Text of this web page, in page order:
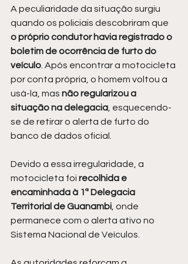
A peculiaridade da situação surgiu
quando os policiais descobriram que
o próprio condutor havia registrado o
boletim de ocorrência de furto do
veículo. Após encontrar a motocicleta
por conta própria, o homem voltou a
usá-la, mas não regularizou a
situação na delegacia, esquecendo-
se de retirar o alerta de furto do
banco de dados oficial.
Devido a essa irregularidade, a
motocicleta foi recolhida e
encaminhada à 1ª Delegacia
Territorial de Guanambi, onde
permanece com o alerta ativo no
Sistema Nacional de Veículos.